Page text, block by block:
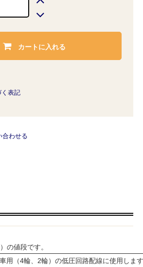
カートに入れる
く表記
合わせる
の値段です。
用（4輪、2輪）の低圧回路配線に使用しま